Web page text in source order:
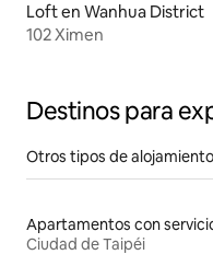
Loft en Wanhua District
102 Ximen
Destinos para
Otros tipos de
Ciudad de Taipéi